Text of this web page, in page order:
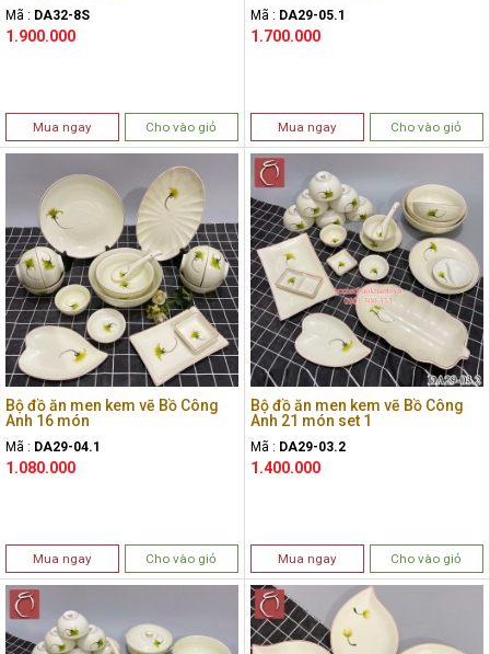
Mã : DA32-8S
1.900.000
Mua ngay Cho vào giỏ
Mã : DA29-05.1
1.700.000
Mua ngay Cho vào giỏ
Bộ đồ ăn men kem vẽ Bồ Công
Anh 16 món
Mã : DA29-04.1
1.080.000
Mua ngay Cho vào giỏ
Bộ đồ ăn men kem vẽ Bồ Công
Anh 21 món set 1
Mã : DA29-03.2
1.400.000
Mua ngay Cho vào giỏ